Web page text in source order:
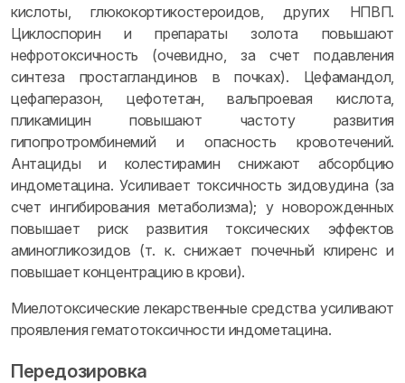
кислоты, глюкокортикостероидов, других НПВП.
Циклоспорин и препараты золота повышают
нефротоксичность (очевидно, за счет подавления
синтеза простагландинов в почках). Цефамандол,
цефаперазон, цефотетан, вальпроевая кислота,
пликамицин повышают частоту развития
гипопротромбинемий и опасность кровотечений.
Антациды и колестирамин снижают абсорбцию
индометацина. Усиливает токсичность зидовудина (за
счет ингибирования метаболизма); у новорожденных
повышает риск развития токсических эффектов
аминогликозидов (т. к. снижает почечный клиренс и
повышает концентрацию в крови).
Миелотоксические лекарственные средства усиливают
проявления гематотоксичности индометацина.
Передозировка